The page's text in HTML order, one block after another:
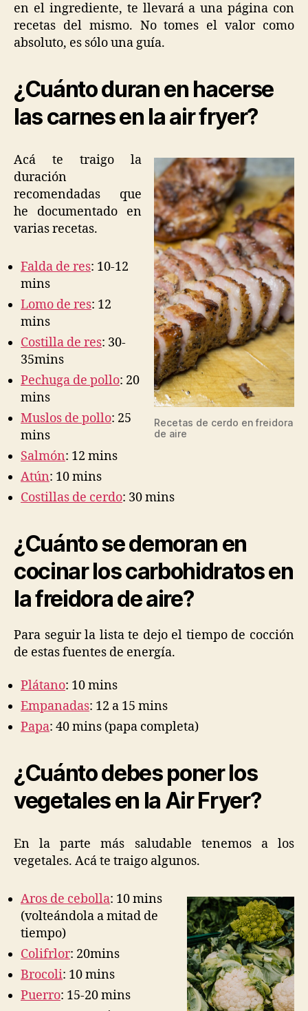
en el ingrediente, te llevará a una página con
recetas del mismo. No tomes el valor como
absoluto, es sólo una guía.
¿Cuánto duran en hacerse
las carnes en la air fryer?
Recetas de cerdo en freidora
de aire
Acá te traigo la
duración
recomendadas que
he documentado en
varias recetas.
Falda de res: 10-12
mins
Lomo de res: 12
mins
Costilla de res: 30-
35mins
Pechuga de pollo: 20
mins
Muslos de pollo: 25
mins
Salmón: 12 mins
Atún: 10 mins
Costillas de cerdo: 30 mins
¿Cuánto se demoran en
cocinar los carbohidratos en
la freidora de aire?
Para seguir la lista te dejo el tiempo de cocción
de estas fuentes de energía.
Plátano: 10 mins
Empanadas: 12 a 15 mins
Papa: 40 mins (papa completa)
¿Cuánto debes poner los
vegetales en la Air Fryer?
En la parte más saludable tenemos a los
vegetales. Acá te traigo algunos.
Aros de cebolla: 10 mins
(volteándola a mitad de
tiempo)
Colifrlor: 20mins
Brocoli: 10 mins
Puerro: 15-20 mins